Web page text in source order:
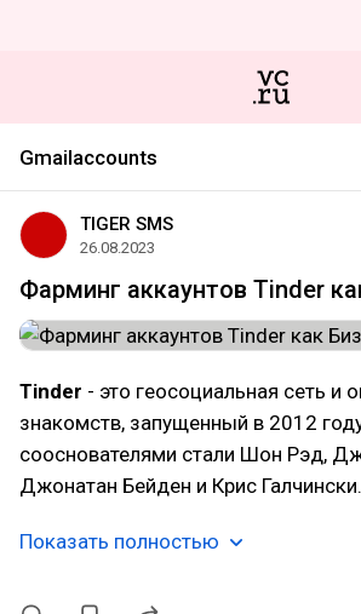
Gmailaccounts
TIGER SMS
26.08.2023
Фарминг аккаунтов Tinder
Tinder - это геосоциальная сеть и
знакомств, запущенный в 2012
сооснователями стали Шон Рэд,
Джонатан Бейден и Крис Галчински.
Показать полностью